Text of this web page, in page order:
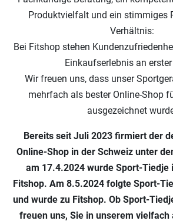
Produktvielfalt und ein stimmiges
Verhältnis:
Bei Fitshop stehen
Einkaufserlebnis an
Wir freuen uns, dass unser
mehrfach als bester Online-Shop
ausgezeichnet
Bereits seit Juli 2023 firmiert der
Online-Shop in der Schweiz unter
am 17.4.2024 wurde Sport-Tiedje
Fitshop. Am 8.5.2024 folgte Sport-
und wurde zu Fitshop. Ob Sport-
freuen uns, Sie in unserem vielfach